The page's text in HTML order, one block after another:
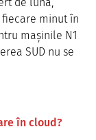
minut în
mașinile N1
SUD nu se
în cloud?